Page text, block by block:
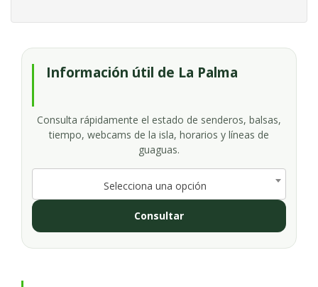
Información útil de La Palma
Consulta rápidamente el estado de senderos, balsas,
tiempo, webcams de la isla, horarios y líneas de
guaguas.
Selecciona una opción
Consultar